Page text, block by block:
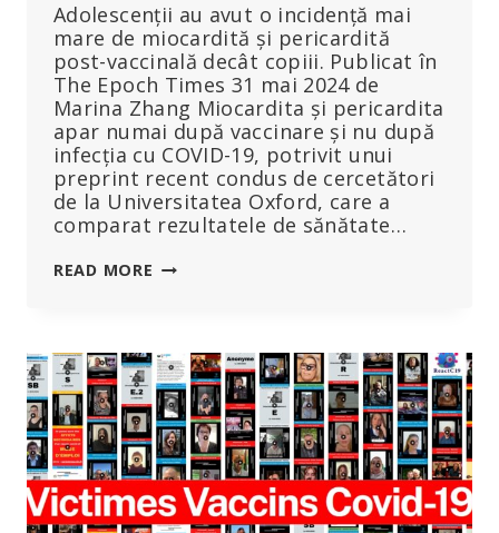
Adolescenții au avut o incidență mai
mare de miocardită și pericardită
post-vaccinală decât copiii. Publicat în
The Epoch Times 31 mai 2024 de
Marina Zhang Miocardita și pericardita
apar numai după vaccinare și nu după
infecția cu COVID-19, potrivit unui
preprint recent condus de cercetători
de la Universitatea Oxford, care a
comparat rezultatele de sănătate…
READ MORE MIOCARDITA
DOAR
DUPĂ
VACCINAREA
COVID,
ARATĂ
NHS
PREPRINT